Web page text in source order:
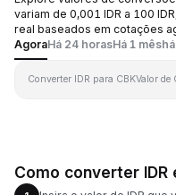
variam de 0,001 IDR a 100
real baseados em cotações
AgoraHá 24 horasHá 1 mês
Converter IDR para CBKValor de
Como converter IDR